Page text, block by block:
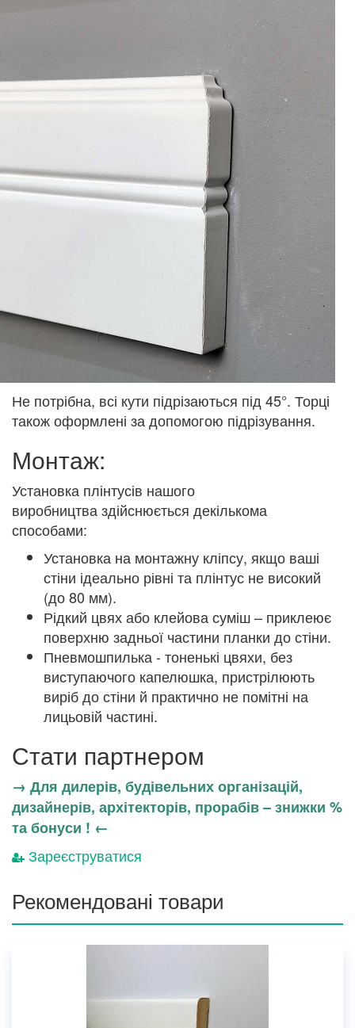
Не потрібна, всі кути підрізаються під 45°. Торці
також оформлені за допомогою підрізування.
Монтаж:
Установка плінтусів нашого
виробництва здійснюється декількома
способами:
Установка на монтажну кліпсу, якщо ваші
стіни ідеально рівні та плінтус не високий
(до 80 мм).
Рідкий цвях або клейова суміш – приклеює
поверхню задньої частини планки до стіни.
Пневмошпилька - тоненькі цвяхи, без
виступаючого капелюшка, пристрілюють
виріб до стіни й практично не помітні на
лицьовій частині.
Стати партнером
→ Для дилерів, будівельних організацій,
дизайнерів, архітекторів, прорабів – знижки %
та бонуси ! ←
Зареєструватися
Рекомендовані товари